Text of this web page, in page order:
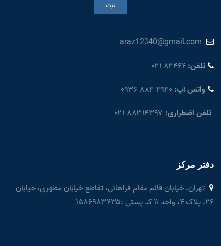
ثبت
araz12340@gmail.com
تلفن:۰۲۱ ۸۲۴۶۴
واتس آپ: ۰۹۳۶ ۸۸۴ ۴۹۴۰
تلفن اضطراری: ۰۲۱ ۸۸۳۱۴۳۹۷
دفتر مرکز
تهران، خیابان قائم مقام فراهانی، تقاطع خیابان مطهری، خیابان
۲۶، پلاک ۴، واحد ۱۱ کد پستی :۱۵۸۶۹۸۳۴۳۵